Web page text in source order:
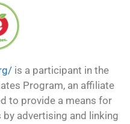
is a participant in the
Program, an affiliate
to provide a means for
advertising and linking